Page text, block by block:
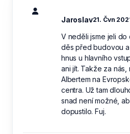
Jaroslav21. Čvn
V neděli jsme jeli do
děs před budovou
hnus u hlavního
ani jít. Takže za
Albertem na
centra. Už tam
snad není možné,
dopustilo. Fuj.